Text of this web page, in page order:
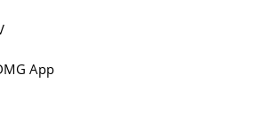
App